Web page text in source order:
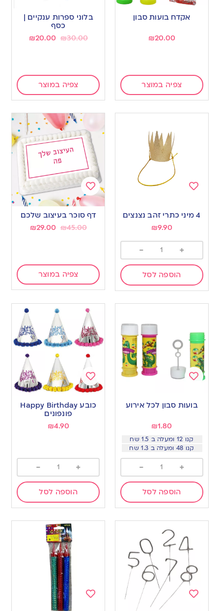
Add
wishlist
אקדח בועות סבון
₪20.00
צפיה במוצר
בלוני ספרות ענקיים |
כסף
₪30.00
₪20.00
צפיה במוצר
to
wishlist
4 מיני כתרי זהב נצנצים
₪9.90
+
-
הוספה לסל
Add
to
wishlist
דף סוכר בעיצוב שלכם
₪45.00
₪29.00
צפיה במוצר
toבועות סבון לכל אירוע
₪1.80
קנו 12 ומעלה ב 1.5 שח
קנו 48 ומעלה ב 1.3 שח
+
-
הוספה לסל
Add
to
wishlist
כובע Happy Birthday
פונפונים
₪4.90
+
-
הוספה לסל